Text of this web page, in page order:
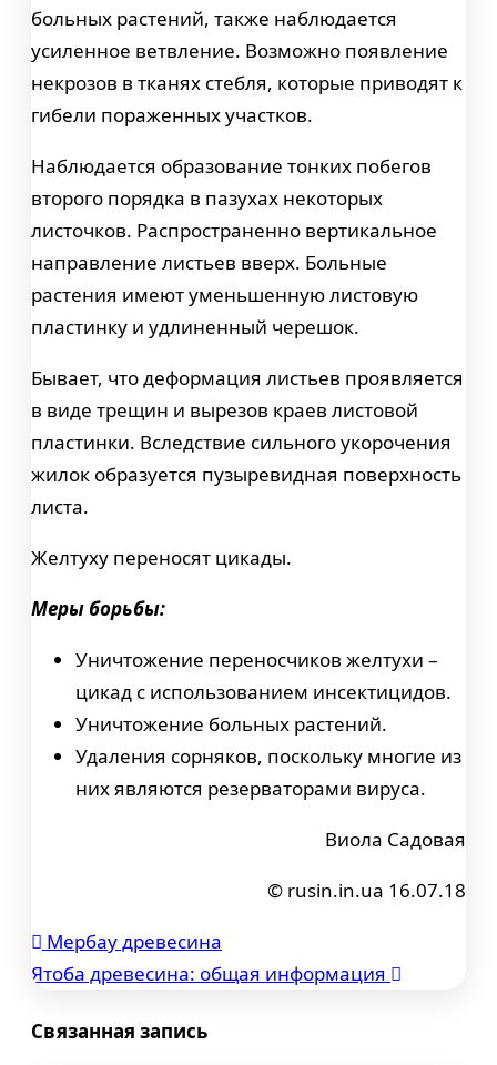
больных растений, также наблюдается
усиленное ветвление. Возможно появление
некрозов в тканях стебля, которые приводят к
гибели пораженных участков.
Наблюдается образование тонких побегов
второго порядка в пазухах некоторых
листочков. Распространенно вертикальное
направление листьев вверх. Больные
растения имеют уменьшенную листовую
пластинку и удлиненный черешок.
Бывает, что деформация листьев проявляется
в виде трещин и вырезов краев листовой
пластинки. Вследствие сильного укорочения
жилок образуется пузыревидная поверхность
листа.
Желтуху переносят цикады.
Меры борьбы:
Уничтожение переносчиков желтухи –
цикад с использованием инсектицидов.
Уничтожение больных растений.
Удаления сорняков, поскольку многие из
них являются резерваторами вируса.
Виола Садовая
© rusin.in.ua 16.07.18
Навигация
записям
Мербау древесина
Ятоба древесина: общая информация
Связанная запись